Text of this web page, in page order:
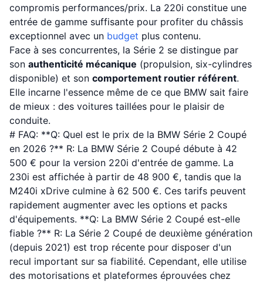
compromis performances/prix. La 220i constitue une
entrée de gamme suffisante pour profiter du châssis
exceptionnel avec un budget plus contenu.
Face à ses concurrentes, la Série 2 se distingue par
son authenticité mécanique (propulsion, six-cylindres
disponible) et son comportement routier référent.
Elle incarne l'essence même de ce que BMW sait faire
de mieux : des voitures taillées pour le plaisir de
conduite.
# FAQ: **Q: Quel est le prix de la BMW Série 2 Coupé
en 2026 ?** R: La BMW Série 2 Coupé débute à 42
500 € pour la version 220i d'entrée de gamme. La
230i est affichée à partir de 48 900 €, tandis que la
M240i xDrive culmine à 62 500 €. Ces tarifs peuvent
rapidement augmenter avec les options et packs
d'équipements. **Q: La BMW Série 2 Coupé est-elle
fiable ?** R: La Série 2 Coupé de deuxième génération
(depuis 2021) est trop récente pour disposer d'un
recul important sur sa fiabilité. Cependant, elle utilise
des motorisations et plateformes éprouvées chez